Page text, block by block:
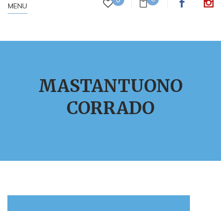
MENU
MASTANTUONO
CORRADO